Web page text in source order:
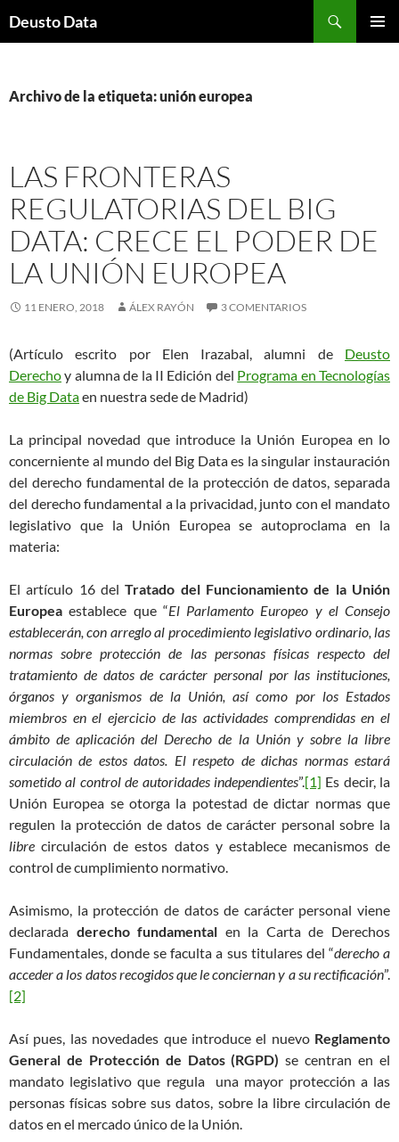
Deusto Data
Archivo de la etiqueta: unión europea
LAS FRONTERAS
REGULATORIAS DEL BIG
DATA: CRECE EL PODER DE
LA UNIÓN EUROPEA
11 ENERO, 2018 ÁLEX RAYÓN 3 COMENTARIOS
(Artículo escrito por Elen Irazabal, alumni de Deusto
Derechoy alumna de la II Edición del Programa en Tecnologías
de Big Dataen nuestra sede de Madrid)
La principal novedad que introduce la Unión Europea en lo
concerniente al mundo del Big Data es la singular instauración
del derecho fundamental de la protección de datos, separada
del derecho fundamental a la privacidad, junto con el mandato
legislativo que la Unión Europea se autoproclama en la
materia:
El artículo 16 delTratado del Funcionamiento de la Unión
Europea establece que “El Parlamento Europeo y el Consejo
establecerán, con arreglo al procedimiento legislativo ordinario, las
normas sobre protección de las personas físicas respecto del
tratamiento de datos de carácter personal por las instituciones,
órganos y organismos de la Unión, así como por los Estados
miembros en el ejercicio de las actividades comprendidas en el
ámbito de aplicación del Derecho de la Unión y sobre la libre
circulación de estos datos. El respeto de dichas normas estará
sometido al control de autoridades independientes”.[1] Es decir, la
Unión Europea se otorga la potestad de dictar normas que
regulen la protección de datos de carácter personal sobre la
libre circulación de estos datos y establece mecanismos de
control de cumplimiento normativo.
Asimismo, la protección de datos de carácter personal viene
declarada derecho fundamental en la Carta de Derechos
Fundamentales, donde se faculta a sus titulares del “derecho a
acceder a los datos recogidos que le conciernan y a su rectificación”.
[2]
Así pues, las novedades que introduce el nuevoReglamento
General de Protección de Datos (RGPD)se centran en el
mandato legislativo que regula una mayor protección a las
personas físicas sobre sus datos, sobre la libre circulación de
datos en el mercado único de la Unión.